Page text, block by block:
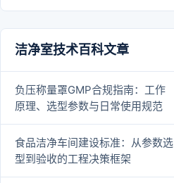
洁净室技术百科文章
负压称量罩GMP合规指南：工作
原理、选型参数与日常使用规范
食品洁净车间建设标准：从参数选
型到验收的工程决策框架